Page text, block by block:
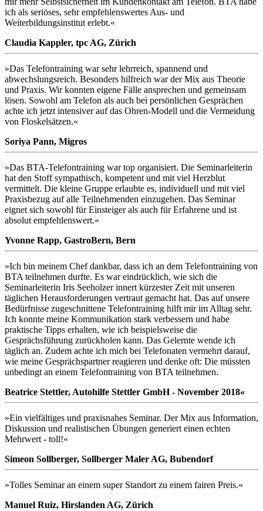
ich als seriöses, sehr empfehlenswertes Aus- und
Weiterbildungsinstitut erlebt.«
Claudia Kappler, tpc AG, Zürich
»Das Telefontraining war sehr lehrreich, spannend und
abwechslungsreich. Besonders hilfreich war der Mix aus Theorie
und Praxis. Wir konnten eigene Fälle ansprechen und gemeinsam
lösen. Sowohl am Telefon als auch bei persönlichen Gesprächen
achte ich jetzt intensiver auf das Ohren-Modell und die Vermeidung
von Floskelsätzen.«
Soriya Pann, Migros
»Das BTA-Telefontraining war top organisiert. Die Seminarleiterin
hat den Stoff sympathisch, kompetent und mit viel Herzblut
vermittelt. Die kleine Gruppe erlaubte es, individuell und mit viel
Praxisbezug auf alle Teilnehmenden einzugehen. Das Seminar
eignet sich sowohl für Einsteiger als auch für Erfahrene und ist
absolut empfehlenswert.«
Yvonne Rapp, GastroBern, Bern
»Ich bin meinem Chef dankbar, dass ich an dem Telefontraining von
BTA teilnehmen durfte. Es war eindrücklich, wie sich die
Seminarleiterin Iris Seeholzer innert kürzester Zeit mit unseren
täglichen Herausforderungen vertraut gemacht hat. Das auf unsere
Bedürfnisse zugeschnittene Telefontraining hilft mir im Alltag sehr.
Ich konnte meine Kommunikation stark verbessern und habe
praktische Tipps erhalten, wie ich beispielsweise die
Gesprächsführung zurückholen kann. Das Gelernte wende ich
täglich an. Zudem achte ich mich bei Telefonaten vermehrt darauf,
wie meine Gesprächspartner reagieren und denke oft: Die müssten
unbedingt an einem Telefontraining von BTA teilnehmen.
Beatrice Stettler, Autohilfe Stettler GmbH - November 2018«
»Ein vielfältiges und praxisnahes Seminar. Der Mix aus Information,
Diskussion und realistischen Übungen generiert einen echten
Mehrwert - toll!«
Simeon Sollberger, Sollberger Maler AG, Bubendorf
»Tolles Seminar an einem super Standort zu einem fairen Preis.«
Manuel Ruiz, Hirslanden AG, Zürich